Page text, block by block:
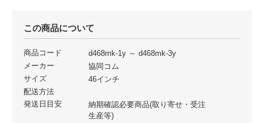
この商品について
商品コード
d468mk-1y ～ d468mk-3y
メーカー
協同コム
サイズ
46インチ
配送方法
発送日目安
納期確認必要商品(取り寄せ・受注
生産等)